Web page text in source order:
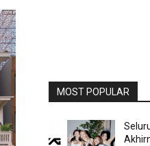
MOST POPULAR